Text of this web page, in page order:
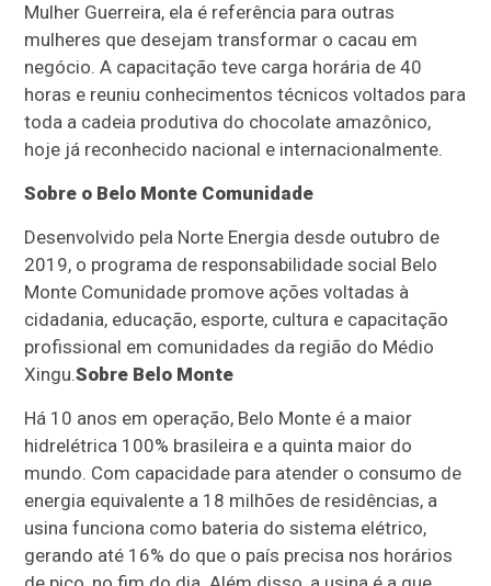
Mulher Guerreira, ela é referência para outras
mulheres que desejam transformar o cacau em
negócio. A capacitação teve carga horária de 40
horas e reuniu conhecimentos técnicos voltados para
toda a cadeia produtiva do chocolate amazônico,
hoje já reconhecido nacional e internacionalmente.
Sobre o Belo Monte Comunidade
Desenvolvido pela Norte Energia desde outubro de
2019, o programa de responsabilidade social Belo
Monte Comunidade promove ações voltadas à
cidadania, educação, esporte, cultura e capacitação
profissional em comunidades da região do Médio
Xingu.Sobre Belo Monte
Há 10 anos em operação, Belo Monte é a maior
hidrelétrica 100% brasileira e a quinta maior do
mundo. Com capacidade para atender o consumo de
energia equivalente a 18 milhões de residências, a
usina funciona como bateria do sistema elétrico,
gerando até 16% do que o país precisa nos horários